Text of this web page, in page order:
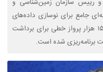
رییس سازمان زمین‌شناسی و
جامع برای نوسازی داده‌های
زمین‌شناسی خبر داد و اعلام کرد که ۱۵۰ هزار پرواز خطی برای برداشت
برنامه‌ریزی شده است.